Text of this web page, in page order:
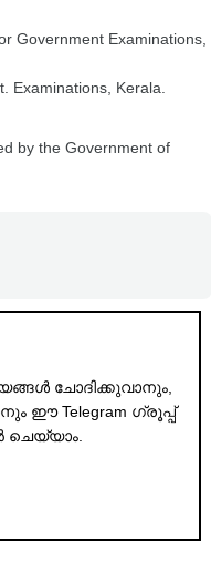
Government Examinations,
Examinations, Kerala.
by the Government of
ചോദിക്കുവാനും,
ഈ Telegram ഗ്രൂപ്പ്
ചെയ്യാം.